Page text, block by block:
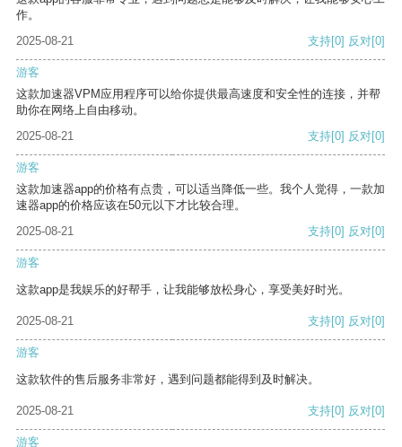
作。
2025-08-21
支持[0] 反对[0]
游客
这款加速器VPM应用程序可以给你提供最高速度和安全性的连接，并帮
助你在网络上自由移动。
2025-08-21
支持[0] 反对[0]
游客
这款加速器app的价格有点贵，可以适当降低一些。我个人觉得，一款加
速器app的价格应该在50元以下才比较合理。
2025-08-21
支持[0] 反对[0]
游客
这款app是我娱乐的好帮手，让我能够放松身心，享受美好时光。
2025-08-21 支持[0] 反对[0]
游客
这款软件的售后服务非常好，遇到问题都能得到及时解决。
2025-08-21 支持[0] 反对[0]
游客